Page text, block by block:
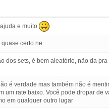
e muito
quase certo ne
dos sets, é bem aleatório, não da
é verdade mas também não é
um rate baixo. Você pode dropar de
em qualquer outro lugar